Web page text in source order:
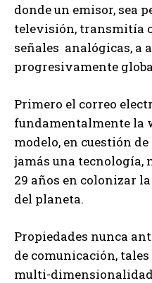
donde un emisor, sea
televisión, transmitía
señales analógicas, a
progresivamente
Primero el correo
fundamentalmente la
modelo, en cuestión de
jamás una tecnología,
29 años en colonizar
del planeta.
Propiedades nunca
de comunicación,
multi-